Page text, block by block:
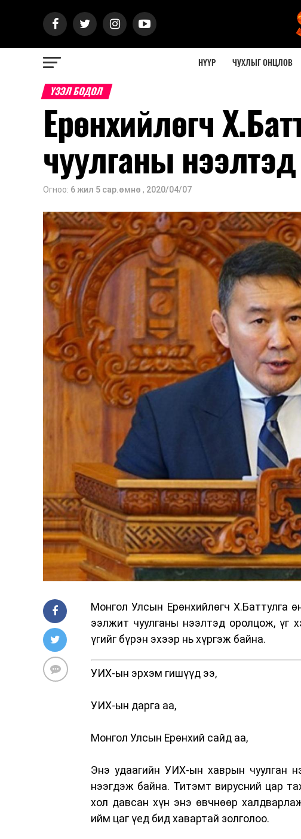
НҮҮР ЧУХЛЫГ ОНЦЛОВ
ҮЗЭЛ БОДОЛ
Ерөнхийлөгч
чуулганы
Огноо: 6 жил 5 сар.өмнө , 2020/04/07
Монгол Улсын Ерөнхийлөгч Х.Баттулга
ээлжит чуулганы нээлтэд оролцож, үг
үгийг бүрэн эхээр нь хүргэж байна.
УИХ-ын эрхэм гишүүд ээ,
УИХ-ын дарга аа,
Монгол Улсын Ерөнхий сайд аа,
Энэ удаагийн УИХ-ын хаврын чуулган
нээгдэж байна. Титэмт вирусний цар
хол давсан хүн энэ өвчнөөр
ийм цаг үед бид хавартай золголоо.